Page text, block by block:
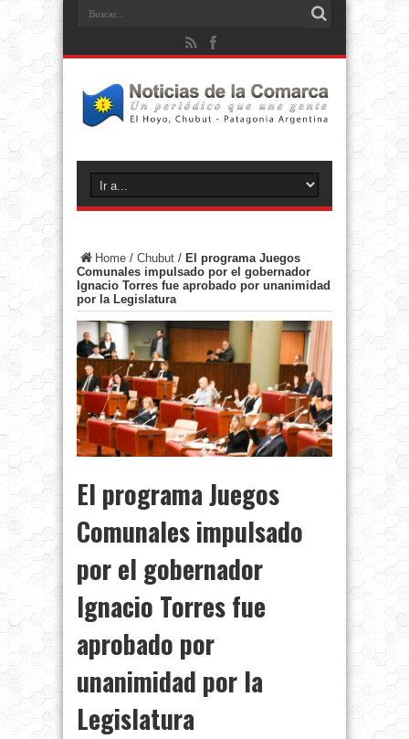
Home / Chubut / El programa Juegos
Comunales impulsado por el gobernador
Ignacio Torres fue aprobado por unanimidad
por la Legislatura
El programa Juegos
Comunales impulsado
por el gobernador
Ignacio Torres fue
aprobado por
unanimidad por la
Legislatura